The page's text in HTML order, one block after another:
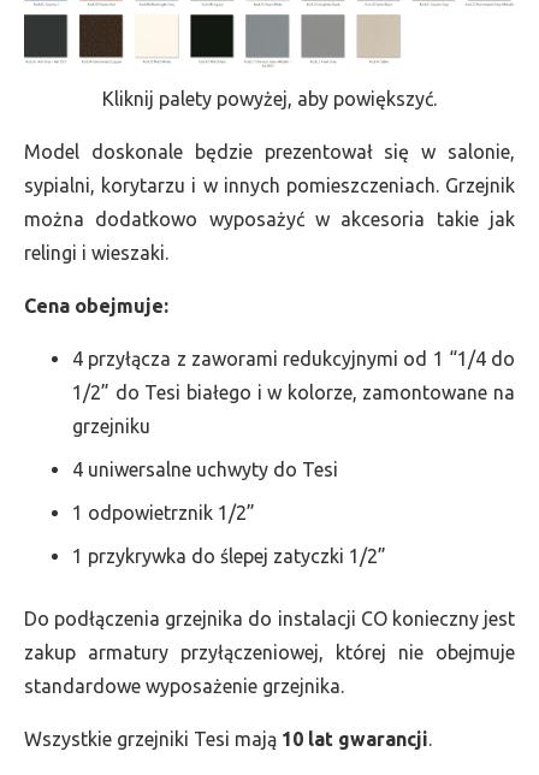
Kliknij palety powyżej, aby powiększyć.
Model doskonale będzie prezentował się w salonie,
sypialni, korytarzu i w innych pomieszczeniach. Grzejnik
można dodatkowo wyposażyć w akcesoria takie jak
relingi i wieszaki.
Cena obejmuje:
4 przyłącza z zaworami redukcyjnymi od 1 “1/4 do
1/2” do Tesi białego i w kolorze, zamontowane na
grzejniku
4 uniwersalne uchwyty do Tesi
1 odpowietrznik 1/2”
1 przykrywka do ślepej zatyczki 1/2”
Do podłączenia grzejnika do instalacji CO konieczny jest
zakup armatury przyłączeniowej, której nie obejmuje
standardowe wyposażenie grzejnika.
Wszystkie grzejniki Tesi mają 10 lat gwarancji.